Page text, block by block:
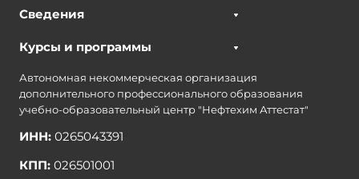
Сведения
Курсы и программы
Автономная некоммерческая организация
дополнительного профессионального образования
учебно-образовательный центр "Нефтехим Аттестат"
ИНН: 0265043391
КПП: 026501001